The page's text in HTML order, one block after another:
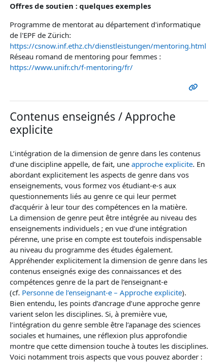
Offres de soutien : quelques exemples
Programme de mentorat au département d'informatique
de l'EPF de Zürich:
https://csnow.inf.ethz.ch/dienstleistungen/mentoring.html
Réseau romand de mentoring pour femmes :
https://www.unifr.ch/f-mentoring/fr/
Contenus enseignés / Approche
explicite
L’intégration de la dimension de genre dans les contenus
d’une discipline appelle, de fait, une approche explicite. En
abordant explicitement les aspects de genre dans vos
enseignements, vous formez vos étudiant-e-s aux
questionnements liés au genre ce qui leur permet
d’acquérir à leur tour des compétences en la matière.
La dimension de genre peut être intégrée au niveau des
enseignements individuels ; en vue d’une intégration
pérenne, une prise en compte est toutefois indispensable
au niveau du programme des études également.
Appréhender explicitement la dimension de genre dans les
contenus enseignés exige des connaissances et des
compétences genre de la part de l’enseignant-e
(cf. Personne de l’enseignant-e – Approche explicite).
Bien entendu, les points d’ancrage d’une approche genre
varient selon les disciplines. Si, à première vue,
l’intégration du genre semble être l’apanage des sciences
sociales et humaines, une réflexion plus approfondie
montre que cette dimension touche à toutes les disciplines.
Voici notamment trois aspects que vous pouvez aborder :